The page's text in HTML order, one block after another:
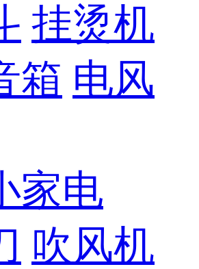
挂烫机
箱 电风
家电
吹风机